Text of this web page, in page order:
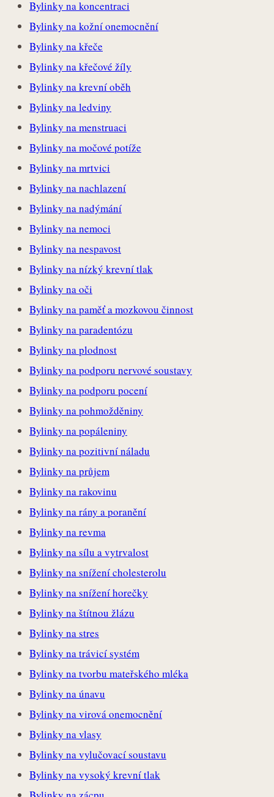
Bylinky na koncentraci
Bylinky na kožní onemocnění
Bylinky na křeče
Bylinky na křečové žíly
Bylinky na krevní oběh
Bylinky na ledviny
Bylinky na menstruaci
Bylinky na močové potíže
Bylinky na mrtvici
Bylinky na nachlazení
Bylinky na nadýmání
Bylinky na nemoci
Bylinky na nespavost
Bylinky na nízký krevní tlak
Bylinky na oči
Bylinky na paměť a mozkovou činnost
Bylinky na paradentózu
Bylinky na plodnost
Bylinky na podporu nervové soustavy
Bylinky na podporu pocení
Bylinky na pohmožděniny
Bylinky na popáleniny
Bylinky na pozitivní náladu
Bylinky na průjem
Bylinky na rakovinu
Bylinky na rány a poranění
Bylinky na revma
Bylinky na sílu a vytrvalost
Bylinky na snížení cholesterolu
Bylinky na snížení horečky
Bylinky na štítnou žlázu
Bylinky na stres
Bylinky na trávicí systém
Bylinky na tvorbu mateřského mléka
Bylinky na únavu
Bylinky na virová onemocnění
Bylinky na vlasy
Bylinky na vylučovací soustavu
Bylinky na vysoký krevní tlak